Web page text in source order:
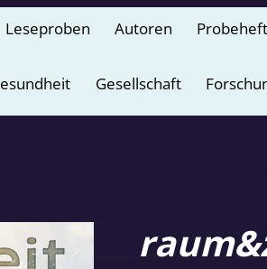
Leseproben Autoren
Gesellschaft